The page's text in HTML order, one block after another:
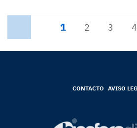
1 2 3 4
CONTACTO AVISO